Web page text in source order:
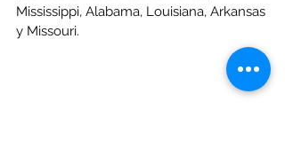
Mississippi, Alabama, Louisiana, Arkansas
y Missouri.